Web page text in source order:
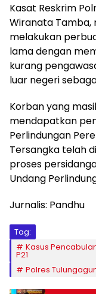
Kasat Reskrim
Wiranata Tamba,
melakukan
lama dengan
kurang
luar negeri
Korban yang
mendapatkan
Perlindungan
Tersangka telah
proses
Undang
Jurnalis: Pandhu
Tag:
Kasus
P21
Polres